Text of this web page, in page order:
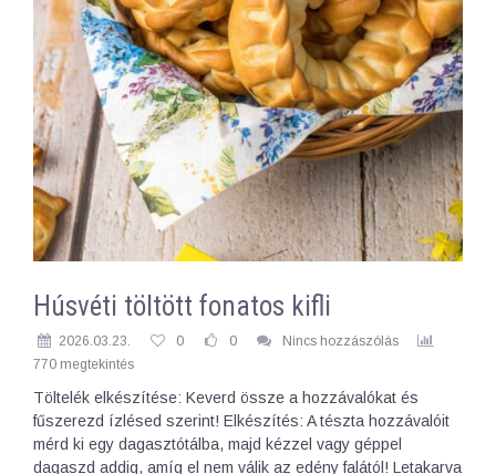
Húsvéti töltött fonatos kifli
2026.03.23. 0 0
Nincs hozzászólás
770 megtekintés
Töltelék elkészítése: Keverd össze a hozzávalókat és
fűszerezd ízlésed szerint! Elkészítés: A tészta hozzávalóit
mérd ki egy dagasztótálba, majd kézzel vagy géppel
dagaszd addig, amíg el nem válik az edény falától! Letakarva